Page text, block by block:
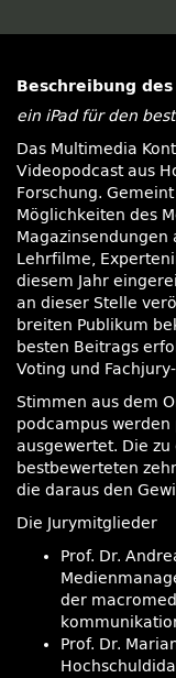
Beschreibung des
ein iPad für den
Das Multimedia
Videopodcast aus
Forschung. Gemeint
Möglichkeiten des
Magazinsendungen
Lehrfilme,
diesem Jahr
an dieser Stelle
breiten Publikum
besten Beitrags
Voting und
Stimmen aus dem
podcampus
ausgewertet. Die
bestbewerteten
die daraus den
Die Jurymitglieder
Prof. Dr.
der
Prof. Dr.